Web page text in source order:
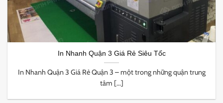
In Nhanh Quận 3 Giá Rẻ Siêu Tốc
In Nhanh Quận 3 Giá Rẻ Quận 3 – một trong những quận trung
tâm [...]